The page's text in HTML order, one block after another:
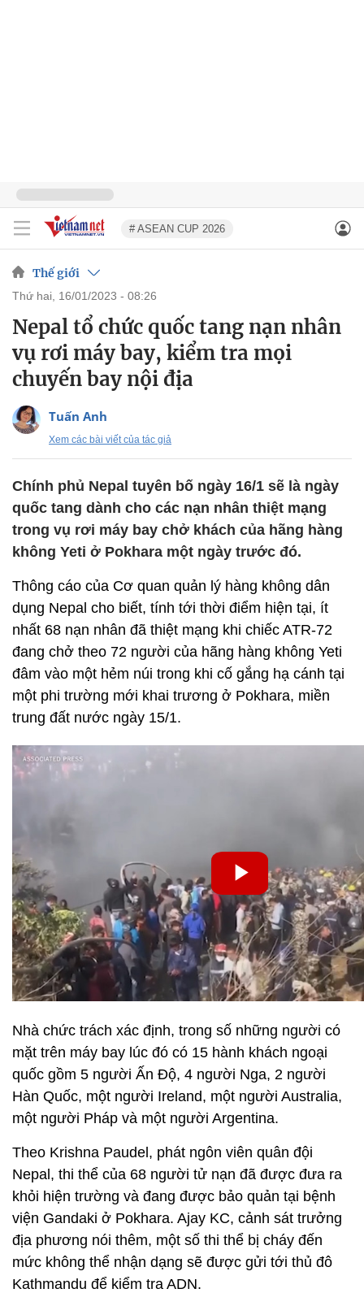
# ASEAN CUP 2026
Thế giới
thứ hai, 16/01/2023 - 08:26
Nepal tổ chức quốc tang nạn nhân
vụ rơi máy bay, kiểm tra mọi
chuyến bay nội địa
Tuấn Anh
Xem các bài viết của tác giả
Chính phủ Nepal tuyên bố ngày 16/1 sẽ là ngày
quốc tang dành cho các nạn nhân thiệt mạng
trong vụ rơi máy bay chở khách của hãng hàng
không Yeti ở Pokhara một ngày trước đó.
Thông cáo của Cơ quan quản lý hàng không dân
dụng Nepal cho biết, tính tới thời điểm hiện tại, ít
nhất 68 nạn nhân đã thiệt mạng khi chiếc ATR-72
đang chở theo 72 người của hãng hàng không Yeti
đâm vào một hẻm núi trong khi cố gắng hạ cánh tại
một phi trường mới khai trương ở Pokhara, miền
trung đất nước ngày 15/1.
Nhà chức trách xác định, trong số những người có
mặt trên máy bay lúc đó có 15 hành khách ngoại
quốc gồm 5 người Ấn Độ, 4 người Nga, 2 người
Hàn Quốc, một người Ireland, một người Australia,
một người Pháp và một người Argentina.
Theo Krishna Paudel, phát ngôn viên quân đội
Nepal, thi thể của 68 người tử nạn đã được đưa ra
khỏi hiện trường và đang được bảo quản tại bệnh
viện Gandaki ở Pokhara. Ajay KC, cảnh sát trưởng
địa phương nói thêm, một số thi thể bị cháy đến
mức không thể nhận dạng sẽ được gửi tới thủ đô
Kathmandu để kiểm tra ADN.